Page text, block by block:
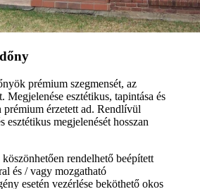
prémium szegmensét, az
Megjelenése esztétikus, tapintása és
prémium érzetett ad. Rendlívül
esztétikus megjelenését hosszan
rendelhető beépített
és / vagy mozgatható
esetén vezérlése beköthető okos